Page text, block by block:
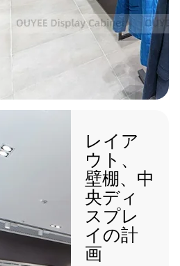
レイア
ウト、
壁棚、中
央ディ
スプレ
イの計
画